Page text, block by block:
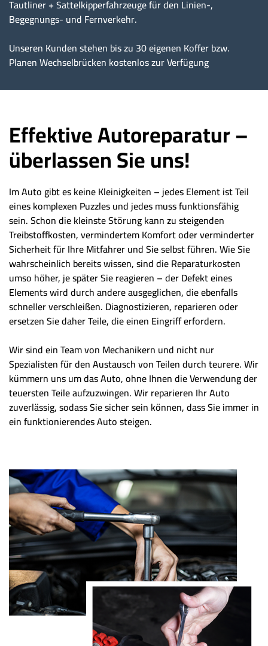
Tautliner + Sattelkipperfahrzeuge für den Linien-,
Begegnungs- und Fernverkehr.
Unseren Kunden stehen bis zu 30 eigenen Koffer bzw.
Planen Wechselbrücken kostenlos zur Verfügung
Effektive Autoreparatur –
überlassen Sie uns!
Im Auto gibt es keine Kleinigkeiten – jedes Element ist Teil
eines komplexen Puzzles und jedes muss funktionsfähig
sein. Schon die kleinste Störung kann zu steigenden
Treibstoffkosten, vermindertem Komfort oder verminderter
Sicherheit für Ihre Mitfahrer und Sie selbst führen. Wie Sie
wahrscheinlich bereits wissen, sind die Reparaturkosten
umso höher, je später Sie reagieren – der Defekt eines
Elements wird durch andere ausgeglichen, die ebenfalls
schneller verschleißen. Diagnostizieren, reparieren oder
ersetzen Sie daher Teile, die einen Eingriff erfordern.
Wir sind ein Team von Mechanikern und nicht nur
Spezialisten für den Austausch von Teilen durch teurere. Wir
kümmern uns um das Auto, ohne Ihnen die Verwendung der
teuersten Teile aufzuzwingen. Wir reparieren Ihr Auto
zuverlässig, sodass Sie sicher sein können, dass Sie immer in
ein funktionierendes Auto steigen.